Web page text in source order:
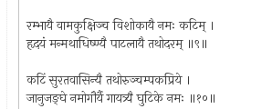
रम्भायै वामकुक्षिञ्च विशोकायै नमः कटिम् ।
हृदयं मन्मथाधिष्ण्यै पाटलायै तथोदरम् ॥९॥
कटिं सुरतवासिन्यै तथोरुञ्चम्पकप्रिये ।
जानुजङ्घे नमोगौर्यै गायत्र्यै घुटिके नमः ॥१०॥